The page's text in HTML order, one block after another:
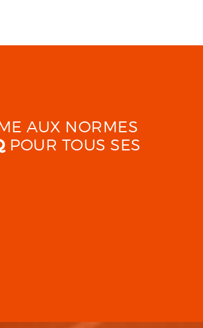
AUX NORMES
POUR TOUS SES